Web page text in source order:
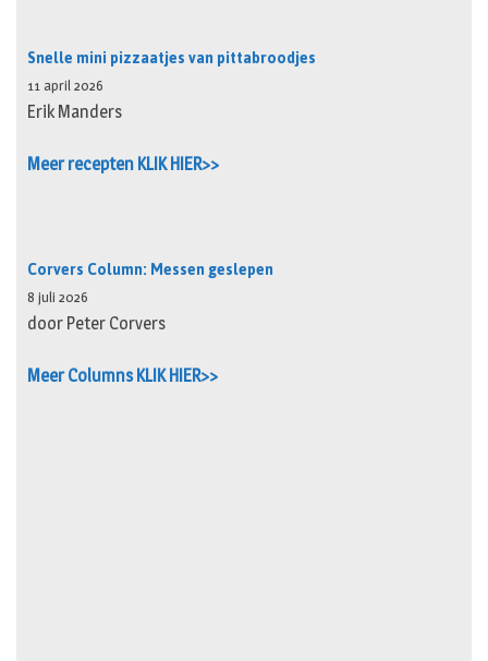
Snelle mini pizzaatjes van pittabroodjes
11 april 2026
Erik Manders
Meer recepten KLIK HIER>>
Corvers Column: Messen geslepen
8 juli 2026
door Peter Corvers
Meer Columns KLIK HIER>>